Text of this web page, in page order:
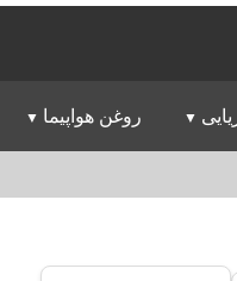
روغن هواپیما